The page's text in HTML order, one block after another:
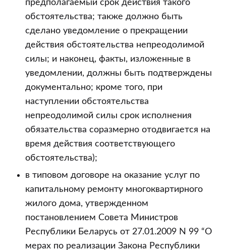
предполагаемый срок действия такого
обстоятельства; также должно быть
сделано уведомление о прекращении
действия обстоятельства непреодолимой
силы; и наконец, факты, изложенные в
уведомлении, должны быть подтверждены
документально; кроме того, при
наступлении обстоятельства
непреодолимой силы срок исполнения
обязательства соразмерно отодвигается на
время действия соответствующего
обстоятельства);
в типовом договоре на оказание услуг по
капитальному ремонту многоквартирного
жилого дома, утвержденном
постановлением Совета Министров
Республики Беларусь от 27.01.2009 N 99 “О
мерах по реализации Закона Республики